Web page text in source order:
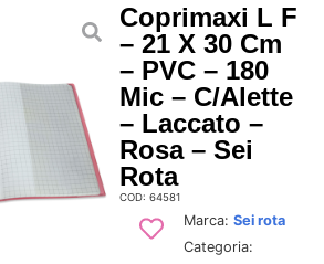
Coprimaxi L F
– 21 X 30 Cm
– PVC – 180
Mic – C/alette
– Laccato –
Rosa – Sei
Rota
COD: 64581
Marca: Sei rota
Categoria: